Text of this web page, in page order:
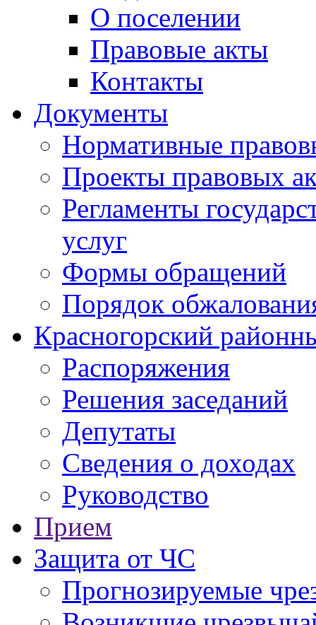
О поселении
Правовые акты
Контакты
Документы
Нормативные
Проекты правовых
Регламенты
услуг
Формы обращений
Порядок
Красногорский
Распоряжения
Решения заседаний
Депутаты
Сведения о доходах
Руководство
Прием
Защита от ЧС
Прогнозируемые